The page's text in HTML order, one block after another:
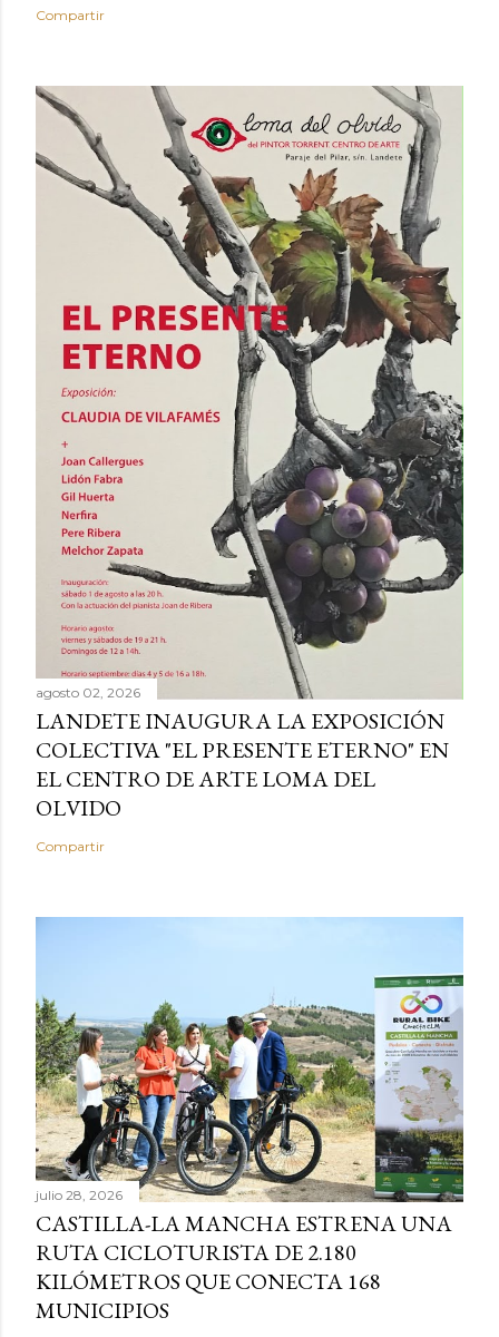
Compartir
agosto 02, 2026
LANDETE INAUGURA LA EXPOSICIÓN
COLECTIVA "EL PRESENTE ETERNO" EN
EL CENTRO DE ARTE LOMA DEL
OLVIDO
Compartir
julio 28, 2026
CASTILLA-LA MANCHA ESTRENA UNA
RUTA CICLOTURISTA DE 2.180
KILÓMETROS QUE CONECTA 168
MUNICIPIOS